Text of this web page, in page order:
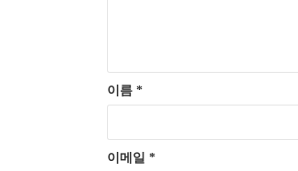
이름 *
이메일 *